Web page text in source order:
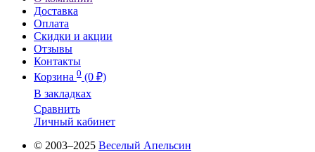
Доставка
Оплата
Скидки и акции
Отзывы
Контакты
Корзина 0 (0 ₽)
В закладках
Сравнить
Личный кабинет
© 2003–2025 Веселый Апельсин